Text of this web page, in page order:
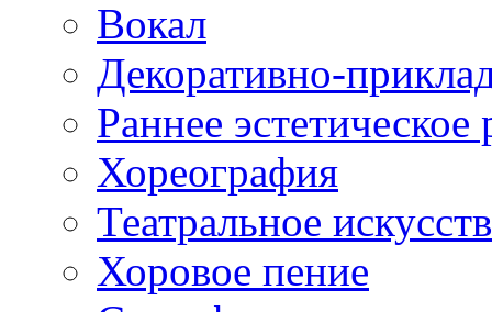
Вокал
Декоративно-
Раннее эстетическое
Хореография
Театральное
Хоровое пение